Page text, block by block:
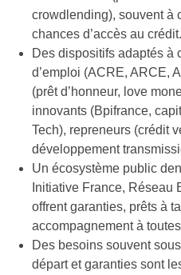
crowdlending), souvent à
chances d’accès au crédit.
Des dispositifs adaptés à
d’emploi (ACRE, ARCE,
(prêt d’honneur, love
innovants (Bpifrance,
Tech), repreneurs (crédit
développement
Un écosystème public
Initiative France, Réseau
offrent garanties, prêts à
accompagnement à
Des besoins souvent
départ et garanties sont